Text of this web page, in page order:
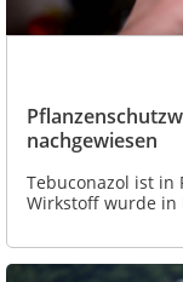
nachgewiesen
Tebuconazol ist in
Wirkstoff wurde in